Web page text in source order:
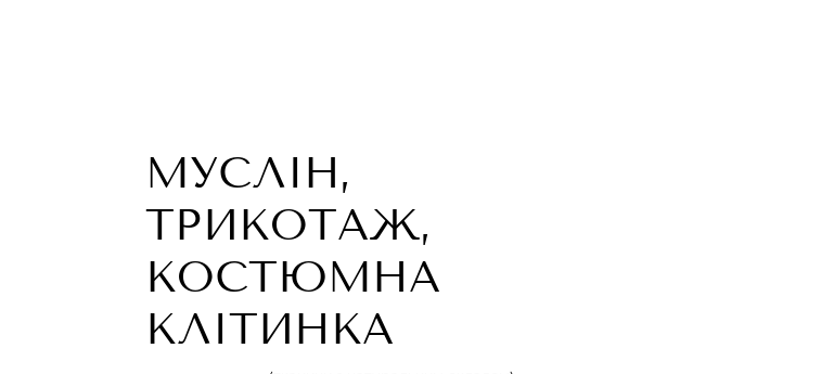
МУСЛІН,
ТРИКОТАЖ,
КОСТЮМНА
КЛІТИНКА